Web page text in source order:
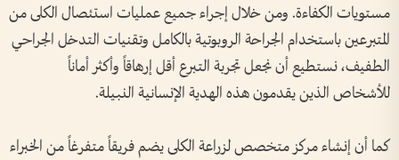
مستويات الكفاءة. ومن خلال إجراء جميع عمليات استئصال الكلى من
المتبرعين باستخدام الجراحة الروبوتية بالكامل وتقنيات التدخل الجراحي
الطفيف، نستطيع أن نجعل تجربة التبرع أقل إرهاقاً وأكثر أماناً
للأشخاص الذين يقدمون هذه الهدية الإنسانية النبيلة.
كما أن إنشاء مركز متخصص لزراعة الكلى يضم فريقاً متفرغاً من الخبراء